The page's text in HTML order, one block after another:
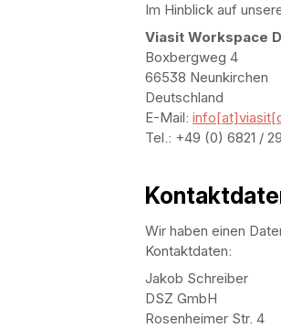
Im Hinblick auf
Viasit Workspace
Boxbergweg 4
66538 Neunkirchen
Deutschland
E-Mail:
Tel.: +49 (0) 6821 /
Wir haben einen
Kontaktdaten:
Jakob Schreiber
DSZ GmbH
Rosenheimer Str. 4